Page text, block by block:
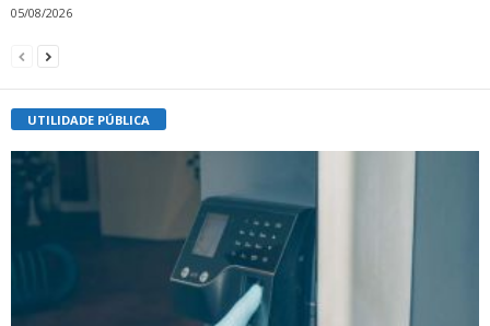
05/08/2026
UTILIDADE PÚBLICA